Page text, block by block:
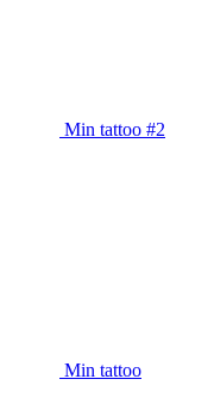
Min tattoo #2
Min tattoo